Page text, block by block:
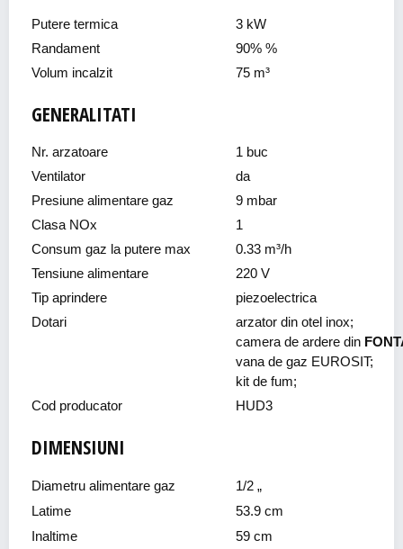
Putere termica
3 kW
Randament
90% %
Volum incalzit
75 m³
GENERALITATI
Nr. arzatoare
1 buc
Ventilator
da
Presiune alimentare gaz
9 mbar
Clasa NOx
1
Consum gaz la putere max
0.33 m³/h
Tensiune alimentare
220 V
Tip aprindere
piezoelectrica
Dotari
arzator din otel inox;
camera de ardere din
vana de gaz EUROSIT;
kit de fum;
Cod producator
HUD3
DIMENSIUNI
Diametru alimentare gaz
1/2 „
Latime
53.9 cm
Inaltime
59 cm